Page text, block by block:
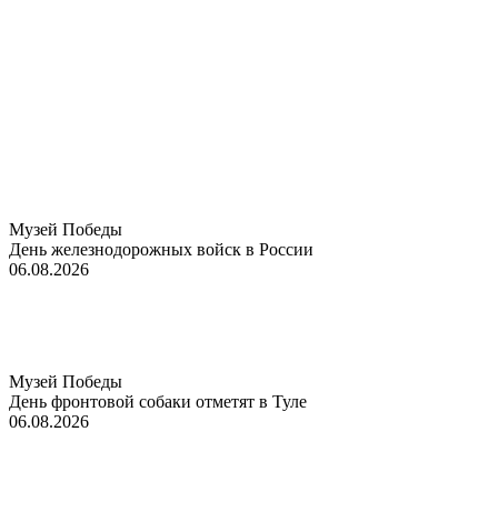
Музей Победы
День железнодорожных войск в России
06.08.2026
Музей Победы
День фронтовой собаки отметят в Туле
06.08.2026